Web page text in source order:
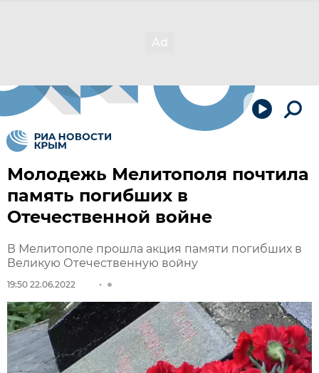
Молодежь Мелитополя почтила
память погибших в
Отечественной войне
В Мелитополе прошла акция памяти погибших в
Великую Отечественную войну
19:50 22.06.2022